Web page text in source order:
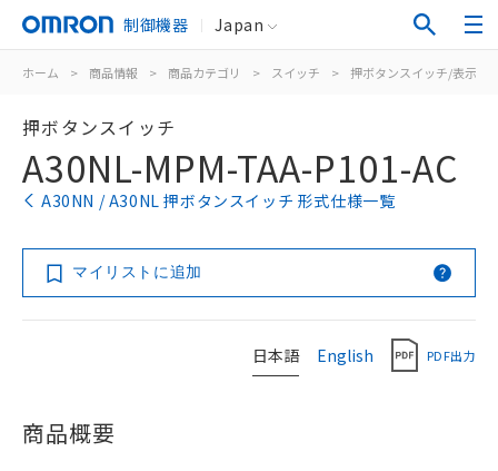
制御機器 Japan
ホーム > 商品情報 > 商品カテゴリ > スイッチ > 押ボタンスイッチ/表示灯
押ボタンスイッチ
A30NL-MPM-TAA-P101-AC
A30NN / A30NL 押ボタンスイッチ 形式仕様一覧
マイリストに追加
日本語 English PDF出力
商品概要